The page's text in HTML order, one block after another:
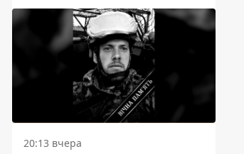
диетологов Украины
20:13 вчера